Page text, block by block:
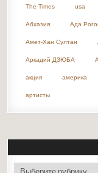
The Times usa
Абхазия Ада
Амет-Хан Султан
Аркадий ДЗЮБА
акция америка
артисты
рубрики